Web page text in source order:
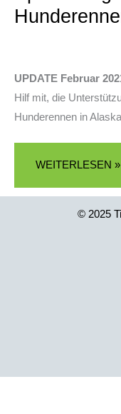
UPDATE Februar
Hilf mit, die
Hunderennen in
Alaska
beenden
WEITERLESEN »
© 2025